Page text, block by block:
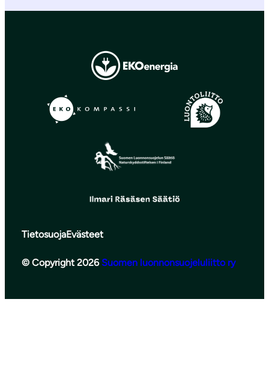
TietosuojaEvästeet
© Copyright 2026 Suomen luonnonsuojeluliitto ry